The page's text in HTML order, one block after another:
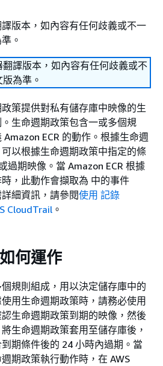
版本，如內容有任何歧義或不一
。
譯版本，如內容有任何歧義或不
為準。
策提供對私有儲存庫中映像的生
生命週期政策包含一或多個規
ECR 的動作。根據生命週
以根據生命週期政策中指定的條
過期映像。當 Amazon ECR 根據
，此動作會擷取為 中的事件
細資訊，請參閱使用 記錄
CloudTrail 。
何運作
規則組成，用以決定儲存庫中的
用生命週期政策時，請務必使用
生命週期政策到期的映像，然後
生命週期政策套用至儲存庫後，
期條件後的 24 小時內過期。當
期政策執行動作時，在 AWS